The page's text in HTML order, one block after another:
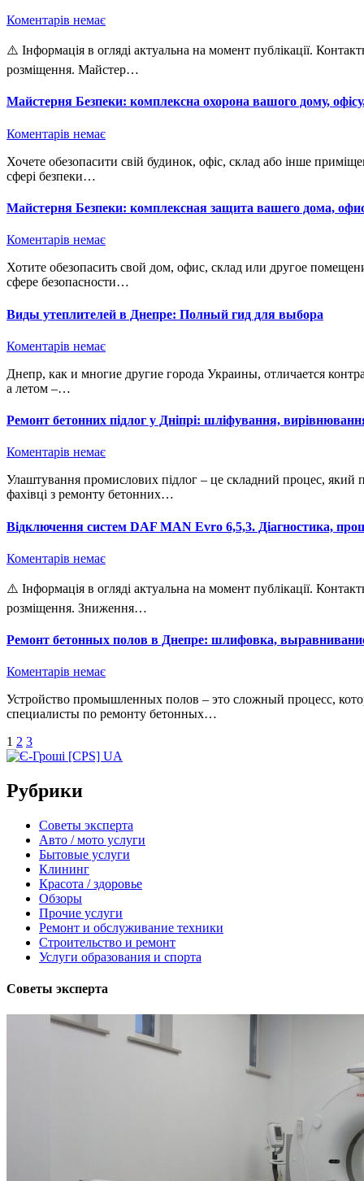
Коментарів немає
⚠️ Інформація в огляді актуальна на момент публікації. Контактні дані видалено у зв’язку із завершенням терміну
розміщення. Майстер…
Майстерня Безпеки: комплексна охорона вашого дому,
Коментарів немає
Хочете обезопасити свій будинок, офіс, склад або інше приміщення? Майстерня Безпеки – ваш надійний партнер у
сфері безпеки…
Майстерня Безпеки: комплексная защита вашего дома,
Коментарів немає
Хотите обезопасить свой дом, офис, склад или другое помещение? Майстерня Безпеки – ваш надежный партнер в
сфере безопасности…
Виды утеплителей в Днепре: Полный гид для выбора
Коментарів немає
Днепр, как и многие другие города Украины, отличается контрастным климатом. Зимой здесь царит морозная погода,
а летом –…
Ремонт бетонних підлог у Дніпрі: шліфування,
Коментарів немає
Улаштування промислових підлог – це складний процес, який потребує спеціальних знань та досвіду. Досвідчені
фахівці з ремонту бетонних…
Відключення систем DAF MAN Evro 6,5,3. Діагностика,
Коментарів немає
⚠️ Інформація в огляді актуальна на момент публікації. Контактні дані видалено у зв’язку із завершенням терміну
розміщення. Зниження…
Ремонт бетонных полов в Днепре: шлифовка,
Коментарів немає
Устройство промышленных полов – это сложный процесс, который требует специальных знаний и опыта. Опытные
специалисты по ремонту бетонных…
Пагінація
записів
1 2 3
Рубрики
Советы эксперта
Авто / мото услуги
Бытовые услуги
Клининг
Красота / здоровье
Обзоры
Прочие услуги
Ремонт и обслуживание техники
Строительство и ремонт
Услуги образования и спорта
Советы эксперта